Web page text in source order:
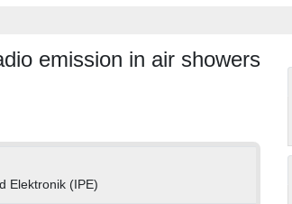
emission in air showers
Elektronik (IPE)